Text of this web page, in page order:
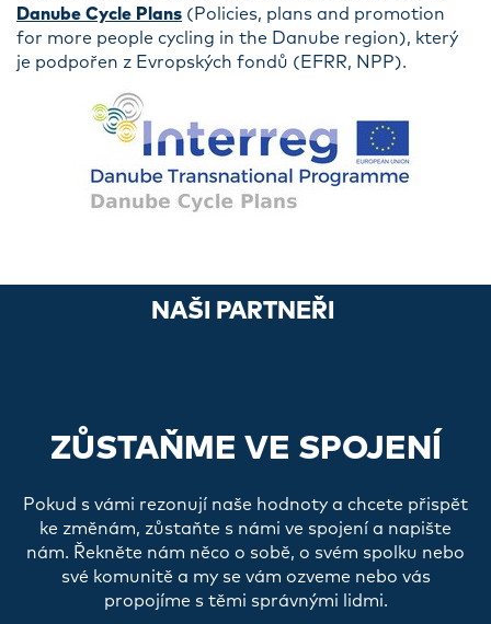
Danube Cycle Plans (Policies, plans and promotion
for more people cycling in the Danube region), který
je podpořen z Evropských fondů (EFRR, NPP).
NAŠI PARTNEŘI
ZŮSTAŇME VE SPOJENÍ
Pokud s vámi rezonují naše hodnoty a chcete přispět
ke změnám, zůstaňte s námi ve spojení a napište
nám. Řekněte nám něco o sobě, o svém spolku nebo
své komunitě a my se vám ozveme nebo vás
propojíme s těmi správnými lidmi.